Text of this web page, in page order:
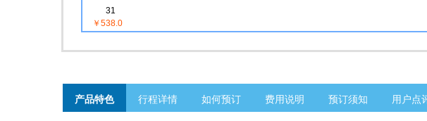
31
￥538.0
产品特色 行程详情 如何预订 费用说明 预订须知 用户点